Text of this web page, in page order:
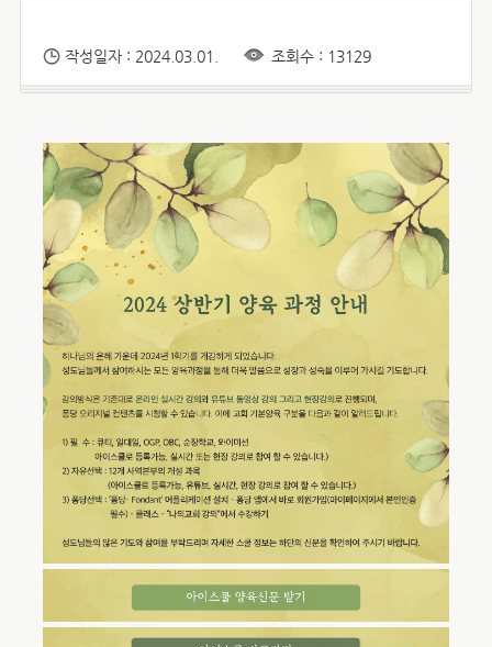
작성일자 : 2024.03.01. 조회수 : 13129